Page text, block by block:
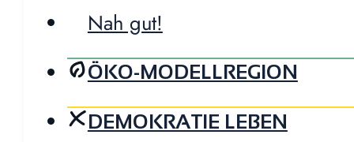
Nah gut!
ÖKO-MODELLREGION
DEMOKRATIE LEBEN